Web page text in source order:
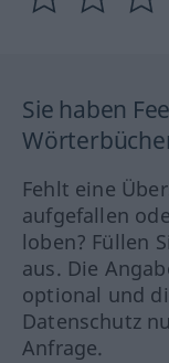
Sie haben
Fehlt eine
aufgefallen
loben? Füllen
aus. Die
optional und
Datenschutz
Anfrage.